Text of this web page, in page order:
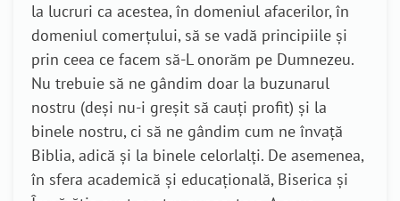
la lucruri ca acestea, în domeniul afacerilor, în
domeniul comerțului, să se vadă principiile și
prin ceea ce facem să-L onorăm pe Dumnezeu.
Nu trebuie să ne gândim doar la buzunarul
nostru (deși nu-i greșit să cauți profit) și la
binele nostru, ci să ne gândim cum ne învață
Biblia, adică și la binele celorlalți. De asemenea,
în sfera academică și educațională, Biserica și